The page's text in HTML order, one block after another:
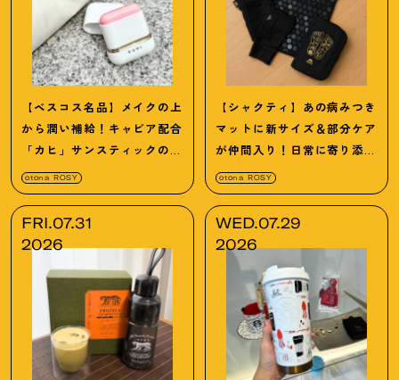
【ベスコス名品】メイクの上
から潤い補給 ！ キャビア配合
「カヒ」サンスティックの贅
沢な実力
otona ROSY
【シャクティ】あの病みつき
マットに新サイズ＆部分ケア
が仲間入り ！ 日常に寄り添う
進化系3選♡
otona ROSY
FRI.07.31
2026
WED.07.29
2026